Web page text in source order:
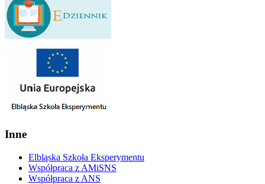
Inne
Elbląska Szkoła Eksperymentu
Współpraca z AMiSNS
Współpraca z ANS